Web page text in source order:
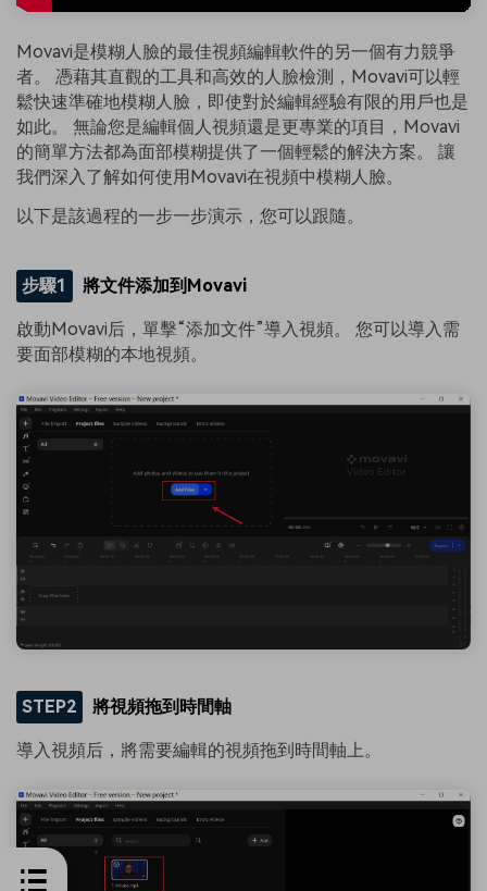
Movavi是模糊人臉的最佳視頻編輯軟件的另一個有力競爭
者。 憑藉其直觀的工具和高效的人臉檢測，Movavi可以輕
鬆快速準確地模糊人臉，即使對於編輯經驗有限的用戶也是
如此。 無論您是編輯個人視頻還是更專業的項目，Movavi
的簡單方法都為面部模糊提供了一個輕鬆的解決方案。 讓
我們深入了解如何使用Movavi在視頻中模糊人臉。
以下是該過程的一步一步演示，您可以跟隨。
步驟1 將文件添加到Movavi
啟動Movavi后，單擊“添加文件”導入視頻。 您可以導入需
要面部模糊的本地視頻。
STEP2 將視頻拖到時間軸
導入視頻后，將需要編輯的視頻拖到時間軸上。